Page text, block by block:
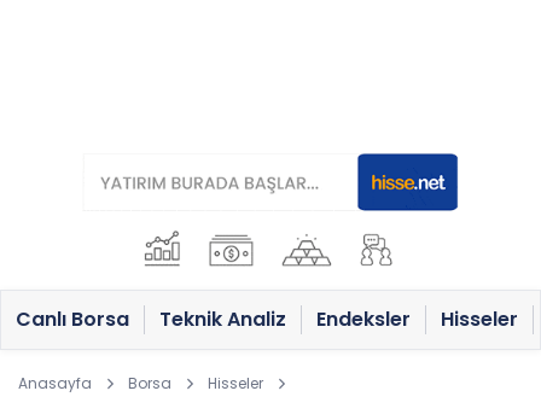
Canlı Borsa Teknik Analiz Endeksler Hisseler
Anasayfa Borsa Hisseler